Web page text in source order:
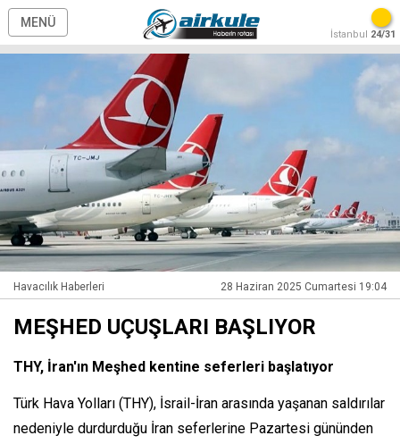
MENÜ
İstanbul 24/31
Havacılık Haberleri 28 Haziran 2025 Cumartesi 19:04
MEŞHED UÇUŞLARI BAŞLIYOR
THY, İran'ın Meşhed kentine seferleri başlatıyor
Türk Hava Yolları (THY), İsrail-İran arasında yaşanan saldırılar
nedeniyle durdurduğu İran seferlerine Pazartesi gününden